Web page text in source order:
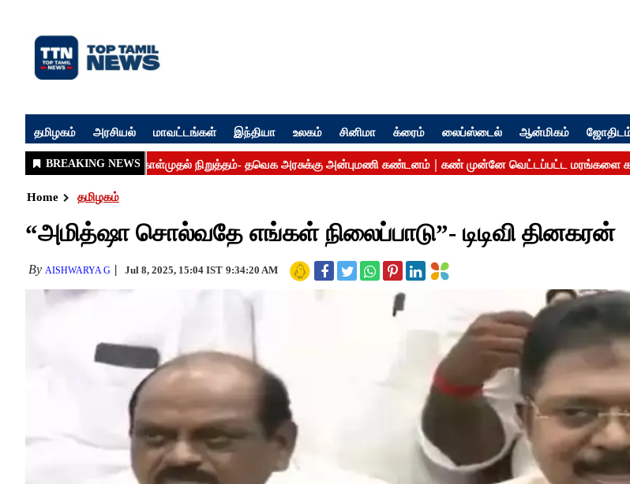
தமிழகம் அரசியல் மாவட்டங்கள் இந்தியா உலகம் சினிமா க்ரைம் லைப்ஸ்டைல் ஆன்மிகம்
Home தமிழகம்
“அமித்ஷா சொல்வதே எங்கள் நிலைப்பாடு”- டிடிவி தினகரன்
By AISHWARYA G Jul 8, 2025, 15:04 IST 9:34:20 AM